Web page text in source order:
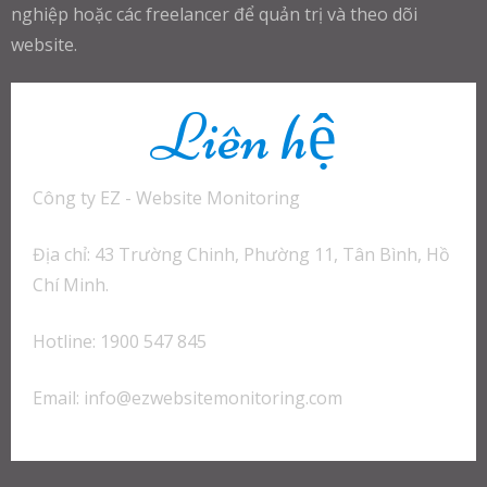
nghiệp hoặc các freelancer để quản trị và theo dõi
website.
Liên hệ
Công ty EZ - Website Monitoring
Địa chỉ: 43 Trường Chinh, Phường 11, Tân Bình, Hồ
Chí Minh.
Hotline: 1900 547 845
Email: info@ezwebsitemonitoring.com